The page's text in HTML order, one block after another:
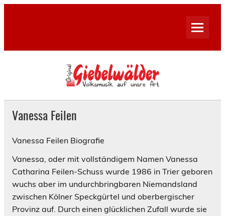
Skip
Vanessa Feilen
Vanessa Feilen Biografie
Vanessa, oder mit vollständigem Namen Vanessa
Catharina Feilen-Schuss wurde 1986 in Trier geboren
wuchs aber im undurchbringbaren Niemandsland
zwischen Kölner Speckgürtel und oberbergischer
Provinz auf. Durch einen glücklichen Zufall wurde sie